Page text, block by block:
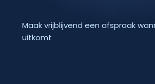
Maak vrijblijvend een afspraak
uitkomt